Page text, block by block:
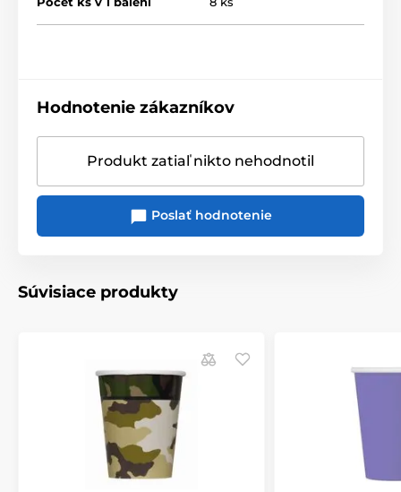
Hodnotenie zákazníkov
Produkt zatiaľ nikto nehodnotil
Poslať hodnotenie
Súvisiace produkty